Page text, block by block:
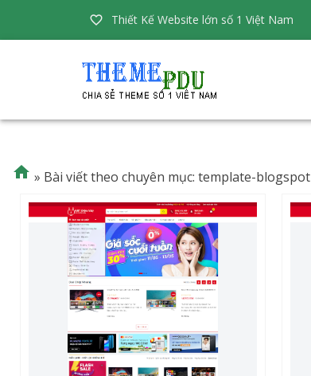
 Thiết Kế Website lớn số 1 Việt Nam
 » Bài viết theo chuyên mục: template-blogspot